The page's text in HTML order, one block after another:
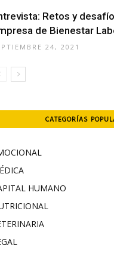
Retos y
de Bienestar
24, 2021
CATEGORÍAS
HUMANO